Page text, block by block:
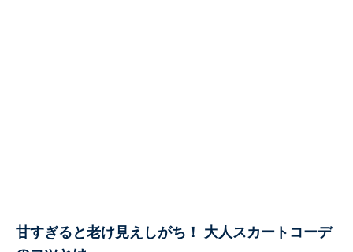
甘すぎると老け見えしがち！ 大人スカートコーデ